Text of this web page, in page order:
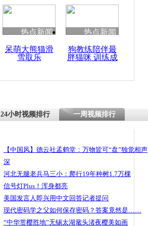
清明祭英烈 哀思悼忠
新生女婴不进食 竟是
热点新闻
呆萌大熊猫滑
雪取乐
热点新闻
狗教练陪伴最
胖猫咪 训练成
24小时视频排行 一周视频排行
【中国风】德云社孟鹤堂：万物皆可“盘”独觉相声
深
河北无腿老兵马三小：爬行19年种树1.7万棵
信号灯Plus！浑身都亮
美国发言人即兴用中文回答记者提问
现代密码学之父如何保存密码？答案竟然是……
“中华赏樱胜地”无锡太湖鼋头渚夜樱美如画